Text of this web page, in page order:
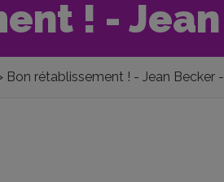
! -
Bon rétablissement ! - Jean Becker